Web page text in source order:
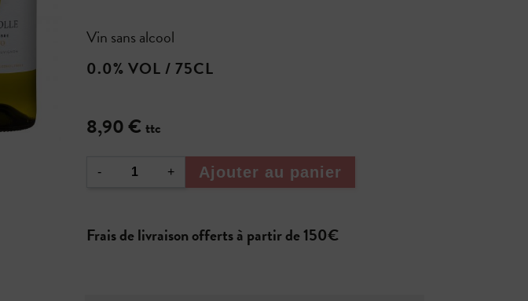
Vin sans alcool
0.0% VOL / 75CL
8,90 € ttc
- + Ajouter au panier
Frais de livraison offerts à partir de 150€